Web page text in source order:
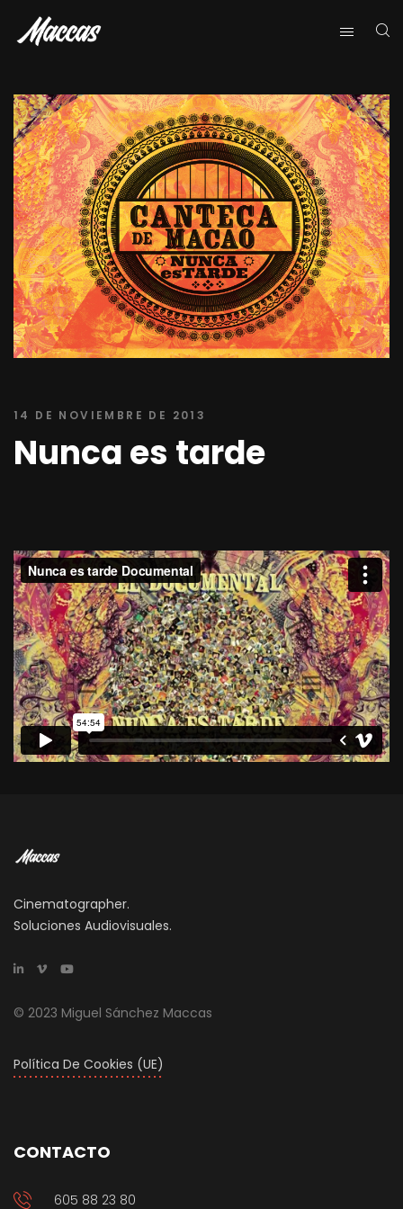
14 DE NOVIEMBRE DE 2013
Nunca es tarde
Cinematographer.
Soluciones Audiovisuales.
© 2023 Miguel Sánchez Maccas
Política De Cookies (UE)
CONTACTO
605 88 23 80